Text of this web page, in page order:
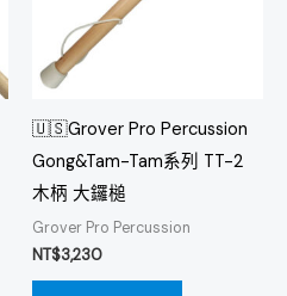
🇺🇸Grover Pro Percussion
Gong&Tam-Tam系列 TT-2
木柄 大鑼槌
Grover Pro Percussion
NT$3,230